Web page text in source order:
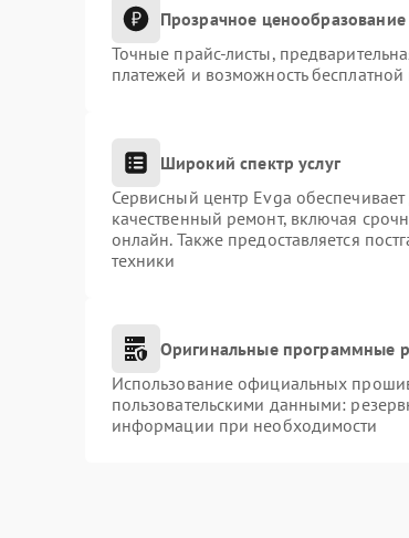
Прозрачное
Точные прайс-листы,
платежей и возможность
Широкий спектр услуг
Сервисный центр Evga
качественный ремонт, включая
онлайн. Также предоставляется
техники
Оригинальные программные
Использование официальных
пользовательскими данными:
информации при необходимости